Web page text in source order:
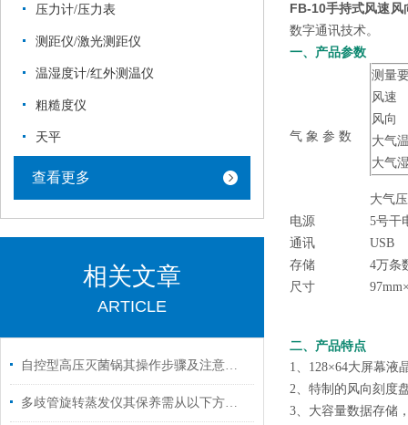
压力计/压力表
测距仪/激光测距仪
温湿度计/红外测温仪
粗糙度仪
天平
查看更多
相关文章
ARTICLE
自控型高压灭菌锅其操作步骤及注意事项的解析
多歧管旋转蒸发仪其保养需从以下方面入手
FB-10手持式风速风
数字通讯技术。
一、产品参数
气 象 参 数
测量
风速
风向
大气
大气
大气
电源
5号干
通讯
USB
存储
4万条
尺寸
二、产品特点
1、128×64大屏幕液
2、特制的风向刻度
3、大容量数据存储